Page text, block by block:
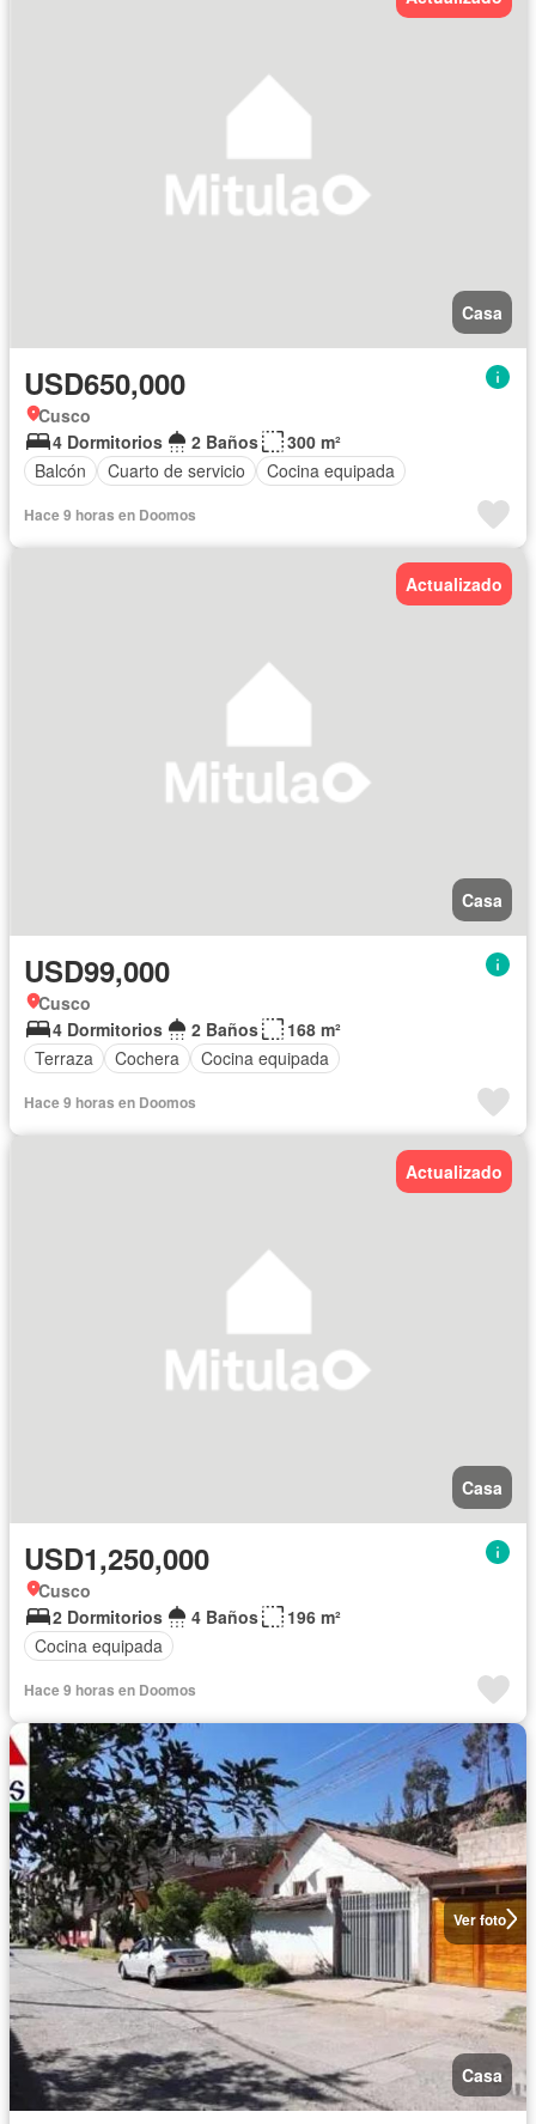
Casa
USD650,000
Cusco
4 Dormitorios
2 Baños
300 m²
Balcón
Cuarto de servicio Cocina equipada
Hace 9 horas en Doomos
Actualizado
Casa
USD99,000
Cusco
4 Dormitorios
2 Baños
168 m²
Terraza
Cochera Cocina equipada
Hace 9 horas en Doomos
Actualizado
Casa
USD1,250,000
Cusco
2 Dormitorios
4 Baños
196 m²
Cocina equipada
Hace 9 horas en Doomos
Ver foto
Casa